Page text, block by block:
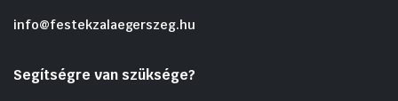
info@festekzalaegerszeg.hu
Segítségre van szüksége?